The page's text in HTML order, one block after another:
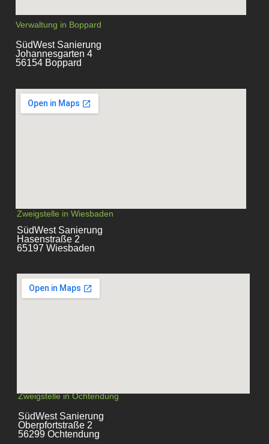
Verwaltung in Boppard
SüdWest Sanierung
Johannesgarten 4
56154 Boppard
Zweigstelle in Wiesbaden
SüdWest Sanierung
Hasenstraße 2
65197 Wiesbaden
Zweigstelle in Ochtendung
SüdWest Sanierung
Oberpfortstraße 2
56299 Ochtendung